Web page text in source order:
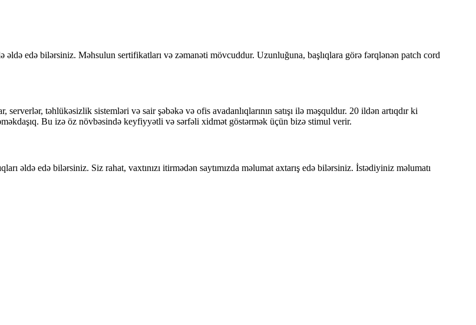
edə bilərsiniz. Məhsulun sertifikatları və zəmanəti mövcuddur. Uzunluğuna, başlıqlara görə fərqlənən patch cord
təhlükəsizlik sistemləri və sair şəbəkə və ofis avadanlıqlarının satışı ilə məşquldur. 20 ildən artıqdır ki
Bu izə öz növbəsində keyfiyyətli və sərfəli xidmət göstərmək üçün bizə stimul verir.
əldə edə bilərsiniz. Siz rahat, vaxtınızı itirmədən saytımızda məlumat axtarış edə bilərsiniz. İstədiyiniz məlumatı